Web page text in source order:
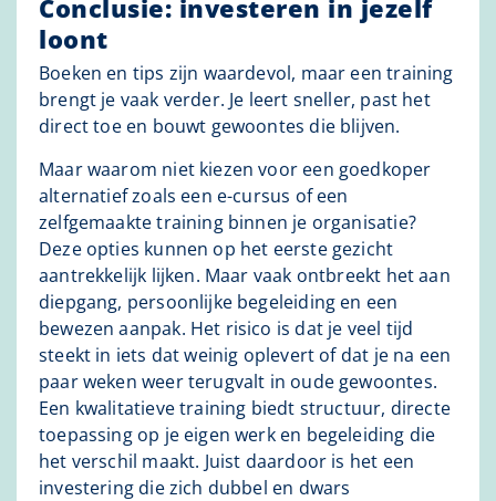
Conclusie: investeren in jezelf
loont
Boeken en tips zijn waardevol, maar een training
brengt je vaak verder. Je leert sneller, past het
direct toe en bouwt gewoontes die blijven.
Maar waarom niet kiezen voor een goedkoper
alternatief zoals een e-cursus of een
zelfgemaakte training binnen je organisatie?
Deze opties kunnen op het eerste gezicht
aantrekkelijk lijken. Maar vaak ontbreekt het aan
diepgang, persoonlijke begeleiding en een
bewezen aanpak. Het risico is dat je veel tijd
steekt in iets dat weinig oplevert of dat je na een
paar weken weer terugvalt in oude gewoontes.
Een kwalitatieve training biedt structuur, directe
toepassing op je eigen werk en begeleiding die
het verschil maakt. Juist daardoor is het een
investering die zich dubbel en dwars